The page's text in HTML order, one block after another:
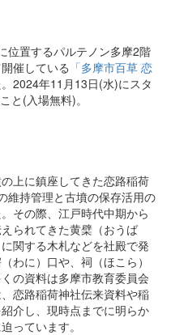
位置するパルテノン多摩2階
催している 「多摩市百草 恋
2024年11月13日(水)にスタ
と(入場無料)。
上に鎮座してきた恋路稲荷
維持管理と古墳の保存活用の
その際、江戸時代中期から
られてきた黄檗（おうば
関する木札などを社殿で発
わに）口や、祠（ほこら）
の資料は多摩市教育委員会
恋路稲荷神社伝来資料や稲
介し、現時点までに明らか
っています。